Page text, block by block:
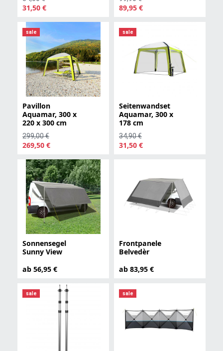
31,50 € 89,95 €
sale
Pavillon
Aquamar, 300 x
220 x 300 cm
299,00 €
269,50 €
sale
Seitenwandset
Aquamar, 300 x
178 cm
34,90 €
31,50 €
Sonnensegel
Sunny View
ab 56,95 €
Frontpanele
Belvedèr
ab 83,95 €
sale sale